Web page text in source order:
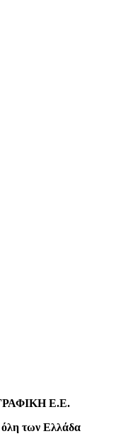
Ε.Ε.
των Ελλάδα